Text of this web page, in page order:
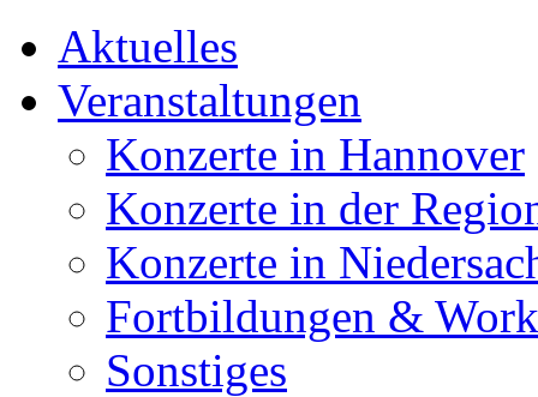
Aktuelles
Veranstaltungen
Konzerte in Hannover
Konzerte in der
Konzerte in
Fortbildungen &
Sonstiges